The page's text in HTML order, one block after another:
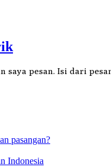
saya pesan. Isi dari
pasangan?
Indonesia